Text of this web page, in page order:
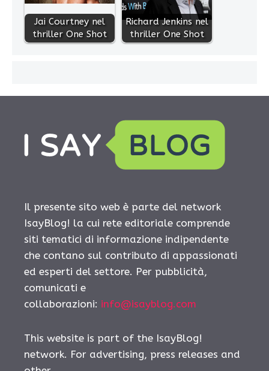
Jai Courtney nel
thriller One Shot
Richard Jenkins nel
thriller One Shot
Il presente sito web è parte del network
IsayBlog! la cui rete editoriale comprende
siti tematici di informazione indipendente
che contano sul contributo di appassionati
ed esperti del settore. Per pubblicità,
comunicati e
collaborazioni: info@isayblog.com
This website is part of the IsayBlog!
network. For advertising, press releases and